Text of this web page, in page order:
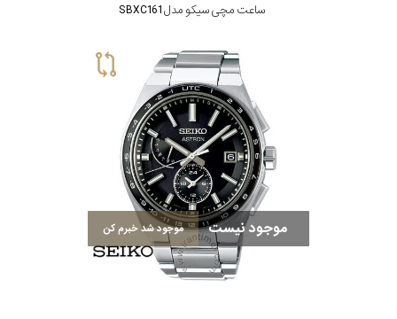
ساعت مچی سیکو مدل SBXC161
موجود نیست موجود شد خبرم کن